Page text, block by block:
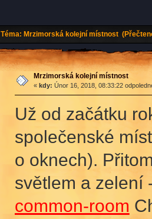
Téma: Mrzimorská kolejní místnost
Mrzimorská kolejní místnost
« kdy: Únor 16, 2018, 08:33:22
Už od začátku
společenské
o oknech).
světlem a zelení
common-room